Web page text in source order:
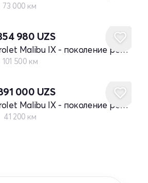
73 000 км
980 UZS
Chevrolet Malibu IX - поколение рестайлинг
101 500 км
000 UZS
Chevrolet Malibu IX - поколение рестайлинг
41 200 км